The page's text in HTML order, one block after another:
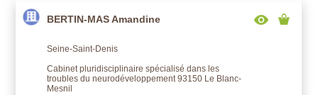
BERTIN-MAS Amandine
Seine-Saint-Denis
Cabinet pluridisciplinaire spécialisé dans les
troubles du neurodéveloppement 93150 Le Blanc-
Mesnil